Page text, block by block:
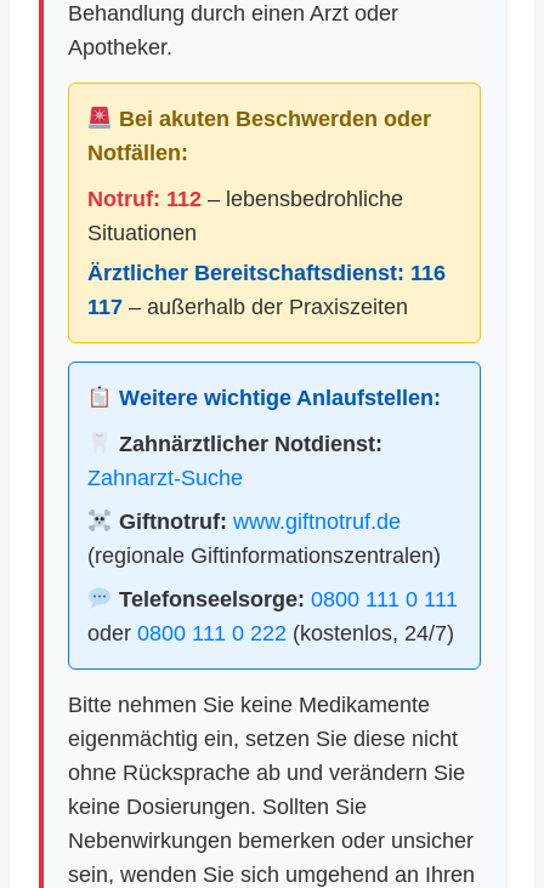
Behandlung durch einen Arzt oder
Apotheker.
Bei akuten Beschwerden oder
Notfällen:
Notruf: 112 – lebensbedrohliche
Situationen
Ärztlicher Bereitschaftsdienst: 116
117 – außerhalb der Praxiszeiten
Weitere wichtige Anlaufstellen:
Zahnärztlicher Notdienst:
Zahnarzt-Suche
Giftnotruf: www.giftnotruf.de
(regionale Giftinformationszentralen)
Telefonseelsorge: 0800 111 0 111
oder 0800 111 0 222 (kostenlos, 24/7)
Bitte nehmen Sie keine Medikamente
eigenmächtig ein, setzen Sie diese nicht
ohne Rücksprache ab und verändern Sie
keine Dosierungen. Sollten Sie
Nebenwirkungen bemerken oder unsicher
sein, wenden Sie sich umgehend an Ihren